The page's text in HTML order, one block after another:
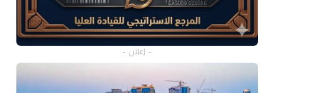
- إعلان -